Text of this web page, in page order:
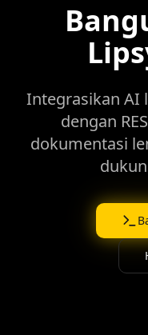
Integrasikan AI
dengan
dokumentasi